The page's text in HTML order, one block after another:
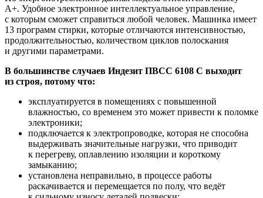
A+. Удобное электронное интеллектуальное управление,
с которым сможет справиться любой человек. Машинка имеет
13 программ стирки, которые отличаются интенсивностью,
продолжительностью, количеством циклов полоскания
и другими параметрами.
В большинстве случаев Индезит ПВСС 6108 С выходит
из строя, потому что:
эксплуатируется в помещениях с повышенной
влажностью, со временем это может привести к поломке
электроники;
подключается к электропроводке, которая не способна
выдерживать значительные нагрузки, что приводит
к перегреву, оплавлению изоляции и короткому
замыканию;
установлена неправильно, в процессе работы
раскачивается и перемещается по полу, что ведёт